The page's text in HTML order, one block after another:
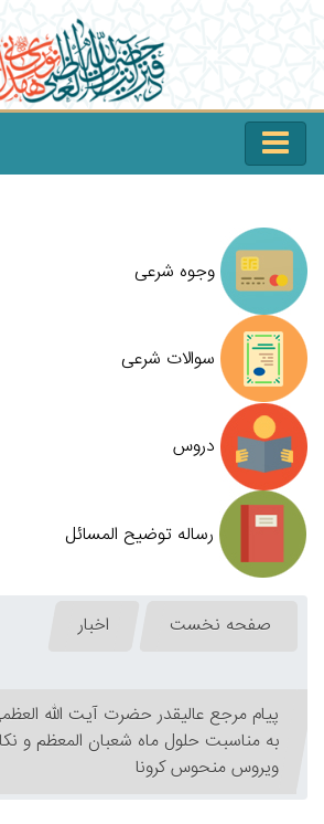
وجوه شرعی
سوالات شرعی
دروس
رساله توضیح المسائل
صفحه نخست اخبار
پیام مرجع عالیقدر حضرت آیت الله
به مناسبت حلول ماه شعبان المعظم و
ویروس منحوس کرونا